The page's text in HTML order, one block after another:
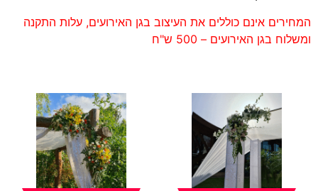
המחירים אינם כוללים את העיצוב בגן האירועים, עלות התקנה
ומשלוח בגן האירועים – 500 ש"ח